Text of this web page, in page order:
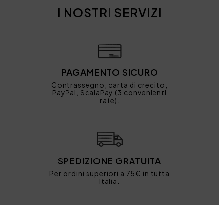
I NOSTRI SERVIZI
PAGAMENTO SICURO
Contrassegno, carta di credito,
PayPal, ScalaPay (3 convenienti
rate).
SPEDIZIONE GRATUITA
Per ordini superiori a 75€ in tutta
Italia.